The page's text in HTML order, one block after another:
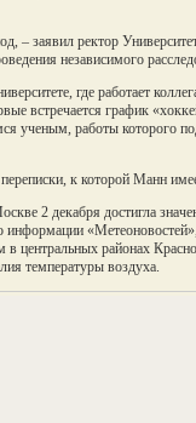
– заявил ректор
независимого
где работает
встречается график
ученым, работы которого
к которой Манн
2 декабря достигла
центральных районах
температуры воздуха.